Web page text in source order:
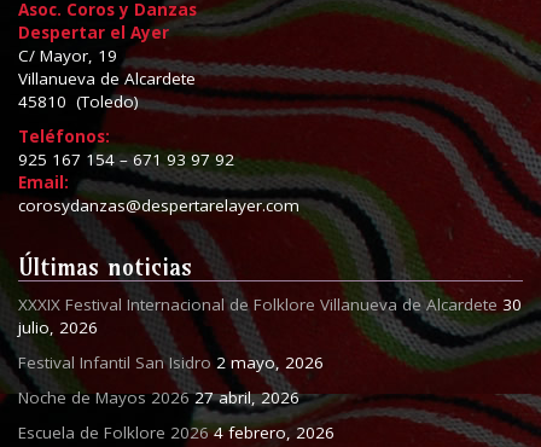
Asoc. Coros y Danzas
Despertar el Ayer
C/ Mayor, 19
Villanueva de Alcardete
45810 (Toledo)
Teléfonos:
925 167 154 – 671 93 97 92
Email:
corosydanzas@despertarelayer.com
Últimas noticias
XXXIX Festival Internacional de Folklore Villanueva de Alcardete 30
julio, 2026
Festival Infantil San Isidro 2 mayo, 2026
Noche de Mayos 2026 27 abril, 2026
Escuela de Folklore 2026 4 febrero, 2026